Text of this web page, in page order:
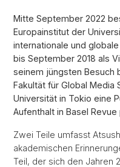
Mitte September 2022
Europainstitut der
internationale und
bis September 2018 als
seinem jüngsten Besuch
Fakultät für Global Media
Universität in Tokio eine
Aufenthalt in Basel
Zwei Teile umfasst
akademischen
Teil, der sich den Jahren